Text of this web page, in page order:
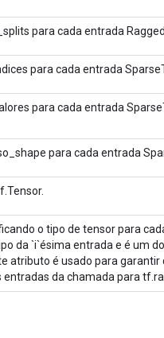
para cada entrada
para cada entrada
para cada entrada
para cada entrada
o tipo de tensor para
da `i`ésima entrada e é um
atributo é usado para
entradas da chamada para